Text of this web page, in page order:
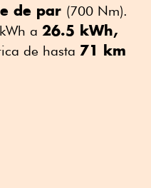
de par (700 Nm).
a 26.5 kWh,
de hasta 71 km